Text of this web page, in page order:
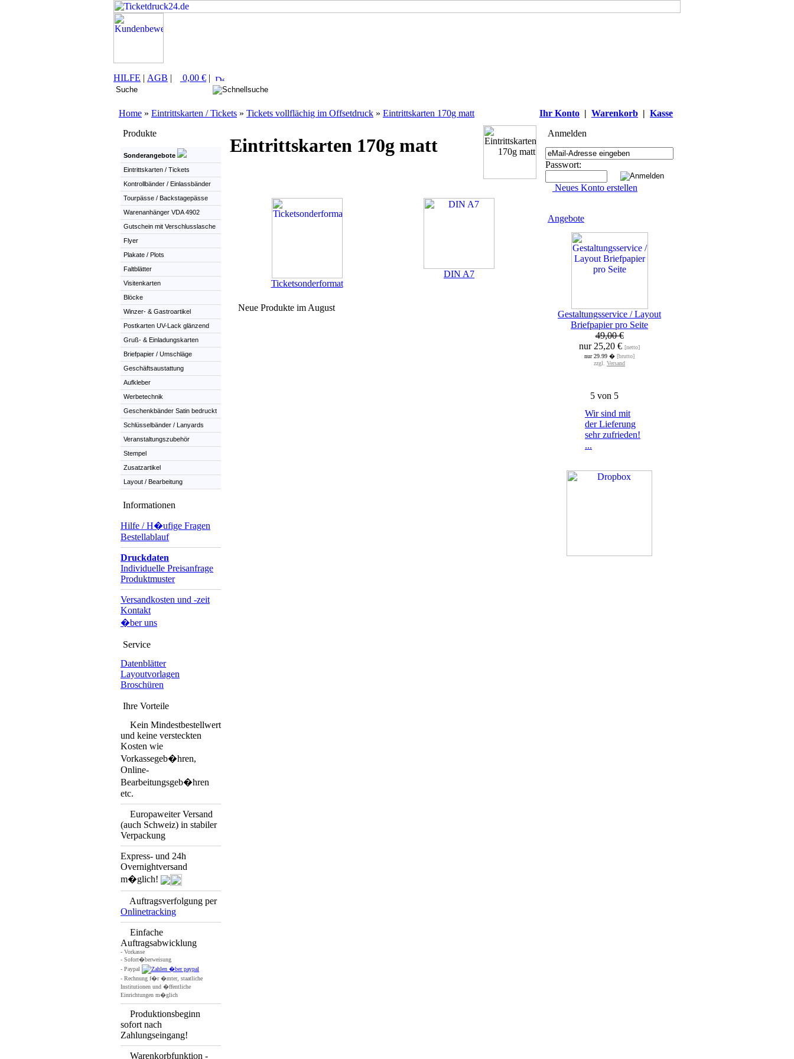
HILFE | AGB | 0,00 € |
Home » Eintrittskarten / Tickets » Tickets vollflächig im Offsetdruck » Eintrittskarten 170g matt Ihr Konto | Warenkorb | Kasse
Produkte
Sonderangebote
Eintrittskarten / Tickets
Kontrollbänder / Einlassbänder
Tourpässe / Backstagepässe
Warenanhänger VDA 4902
Gutschein mit Verschlusslasche
Flyer
Plakate / Plots
Faltblätter
Visitenkarten
Blöcke
Winzer- & Gastroartikel
Postkarten UV-Lack glänzend
Gruß- & Einladungskarten
Briefpapier / Umschläge
Geschäftsaustattung
Aufkleber
Werbetechnik
Geschenkbänder Satin bedruckt
Schlüsselbänder / Lanyards
Veranstaltungszubehör
Stempel
Zusatzartikel
Layout / Bearbeitung
Informationen
Hilfe / H�ufige Fragen
Bestellablauf
Druckdaten
Individuelle Preisanfrage
Produktmuster
Versandkosten und -zeit
Kontakt
�ber uns
Service
Datenblätter
Layoutvorlagen
Broschüren
Ihre Vorteile
Kein Mindestbestellwert
und keine versteckten
Kosten wie
Vorkassegeb�hren,
Online-
Bearbeitungsgeb�hren
etc.
Europaweiter Versand
(auch Schweiz) in stabiler
Verpackung
Express- und 24h
Overnightversand
m�glich!
Auftragsverfolgung per
Onlinetracking
Einfache
Auftragsabwicklung
- Vorkasse
- Sofort�berweisung
- Paypal
- Rechnung f�r �mter, staatliche
Institutionen und �ffentliche
Einrichtungen m�glich
Produktionsbeginn
sofort nach
Zahlungseingang!
Warenkorbfunktion -
Eintrittskarten 170g matt
Ticketsonderformat
DIN A7
Neue Produkte im August
Anmelden
Passwort:
Neues Konto erstellen
Angebote
Gestaltungsservice / Layout
Briefpapier pro Seite
49,00 €
nur 25,20 € [netto]
nur 29.99 � [brutto]
zzgl. Versand
Wir sind mit
der Lieferung
sehr zufrieden!
...